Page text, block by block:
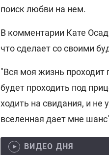
поиск любви на нем.
В комментарии Кате
что сделает со своими
"Вся моя жизнь
будет проходить под
ходить на свидания, и
вселенная дает мне
ВИДЕО ДНЯ